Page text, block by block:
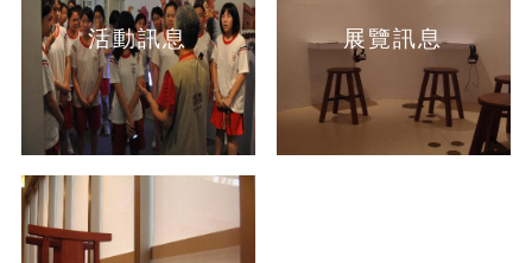
活動訊息 展覽訊息